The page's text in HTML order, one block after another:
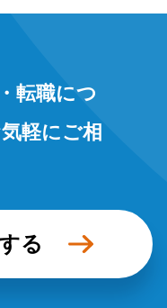
転職につ
軽にご相
る